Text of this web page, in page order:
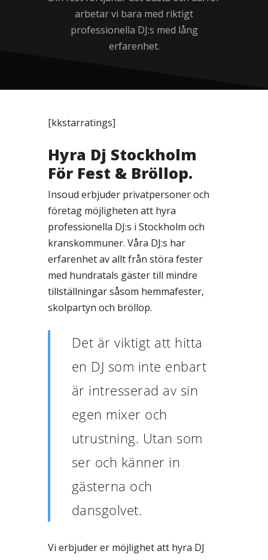
arbetar vi bara med riktigt
professionella DJ:s med lång
erfarenhet.
[kkstarratings]
Hyra Dj Stockholm
För Fest & Bröllop.
Insoud erbjuder privatpersoner och
företag möjligheten att hyra
professionella DJ:s i Stockholm och
kranskommuner. Våra DJ:s har
erfarenhet av allt från störa fester
med hundratals gäster till mindre
tillställningar såsom hemmafester,
skolpartyn och bröllop.
Det är viktigt att hitta
en DJ som inte enbart
är intresserad av sin
egen mixer och
utrustning. Utan som
ser och känner in
gästerna och
dansgolvet.
Vi erbjuder er möjlighet att hyra DJ